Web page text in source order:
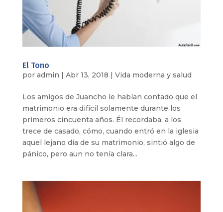
El Tono
por admin | Abr 13, 2018 | Vida moderna y salud
Los amigos de Juancho le habían contado que el
matrimonio era difícil solamente durante los
primeros cincuenta años. Él recordaba, a los
trece de casado, cómo, cuando entró en la iglesia
aquel lejano día de su matrimonio, sintió algo de
pánico, pero aun no tenía clara...